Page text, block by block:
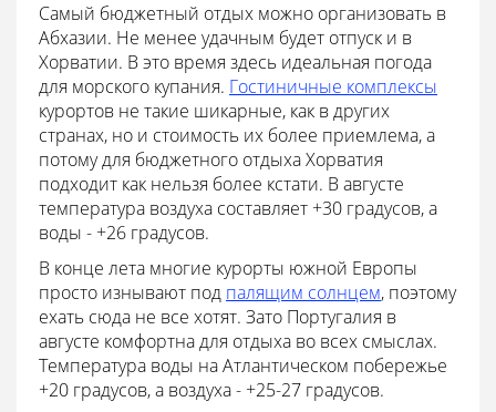
Самый бюджетный отдых можно организовать в
Абхазии. Не менее удачным будет отпуск и в
Хорватии. В это время здесь идеальная погода
для морского купания. Гостиничные комплексы
курортов не такие шикарные, как в других
странах, но и стоимость их более приемлема, а
потому для бюджетного отдыха Хорватия
подходит как нельзя более кстати. В августе
температура воздуха составляет +30 градусов, а
воды - +26 градусов.
В конце лета многие курорты южной Европы
просто изнывают под палящим солнцем, поэтому
ехать сюда не все хотят. Зато Португалия в
августе комфортна для отдыха во всех смыслах.
Температура воды на Атлантическом побережье
+20 градусов, а воздуха - +25-27 градусов.